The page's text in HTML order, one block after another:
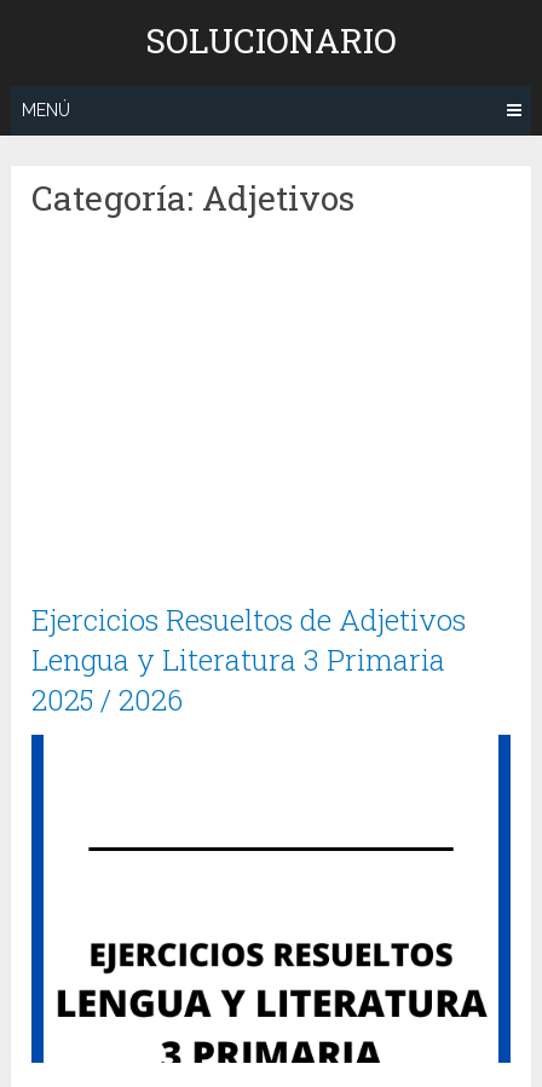
SOLUCIONARIO
MENÚ
Categoría: Adjetivos
Ejercicios Resueltos de Adjetivos
Lengua y Literatura 3 Primaria
2025 / 2026